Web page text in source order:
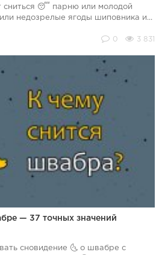
сниться 😴 парню или молодой
недозрелые ягоды шиповника и...
0 3 831
— 37 точных значений
сновидение 🌜 о швабре с